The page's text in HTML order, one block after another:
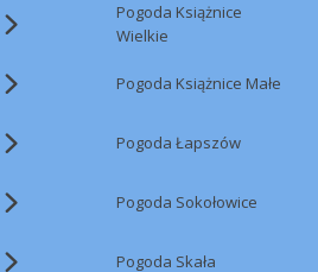
Pogoda Książnice
Wielkie
Pogoda Książnice Małe
Pogoda Łapszów
Pogoda Sokołowice
Pogoda Skała